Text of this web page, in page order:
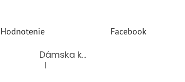
Hodnotenie
Dámska kožená kabelka TS-112-14/CHOCO
Hodnotenie produktu je 5 z 5 hviezdičiek.
|
Facebook